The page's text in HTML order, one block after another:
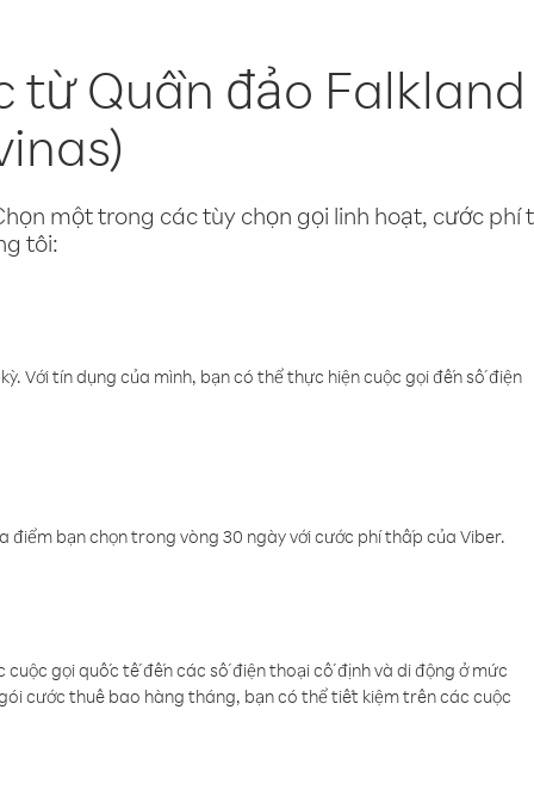
từ Quần đảo Falkland
một trong các tùy chọn gọi linh hoạt, cước phí
tôi:
Với tín dụng của mình, bạn có thể thực hiện cuộc gọi đến số điện
bạn chọn trong vòng 30 ngày với cước phí thấp của Viber.
gọi quốc tế đến các số điện thoại cố định và di động ở mức
cước thuê bao hàng tháng, bạn có thể tiết kiệm trên các cuộc